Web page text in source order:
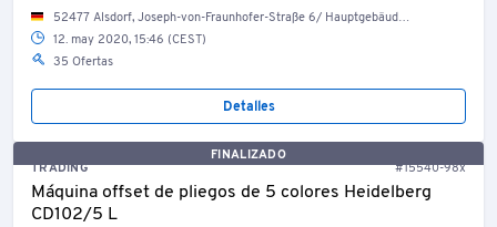
52477 Alsdorf, Joseph-von-Fraunhofer-Straße 6/ Hauptgebäude/ CAD-Raum
12. may 2020, 15:46 (CEST)
35 Ofertas
Detalles
FINALIZADO
TRADING
#15540-98x
Máquina offset de pliegos de 5 colores Heidelberg
CD102/5 L